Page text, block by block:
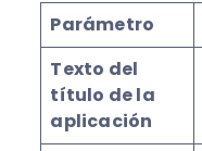
Parámetro
Texto del
título de la
aplicación